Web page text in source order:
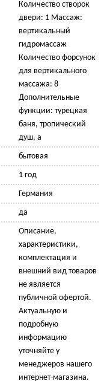
Количество створок
двери: 1 Массаж:
вертикальный
гидромассаж
Количество форсунок
для вертикального
массажа: 8
Дополнительные
функции: турецкая
баня, тропический
душ, а
бытовая
1 год
Германия
да
Описание,
характеристики,
комплектация и
внешний вид товаров
не является
публичной офертой.
Актуальную и
подробную
информацию
уточняйте у
менеджеров нашего
интернет-магазина.